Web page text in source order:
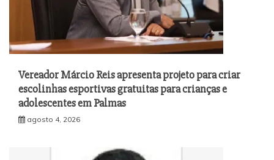
Vereador Márcio Reis apresenta projeto para criar
escolinhas esportivas gratuitas para crianças e
adolescentes em Palmas
agosto 4, 2026